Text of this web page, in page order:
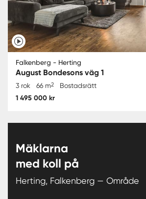
Falkenberg - Herting
August Bondesons väg 1
3 rok 66 m2 Bostadsrätt
1 495 000 kr
Mäklarna
med koll på
Herting, Falkenberg — Område